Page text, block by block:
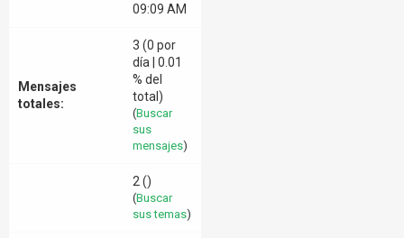
09:09 AM
Mensajes
totales:
3 (0 por
día | 0.01
% del
total)
(Buscar
sus
mensajes)
2 ()
(Buscar
sus temas)